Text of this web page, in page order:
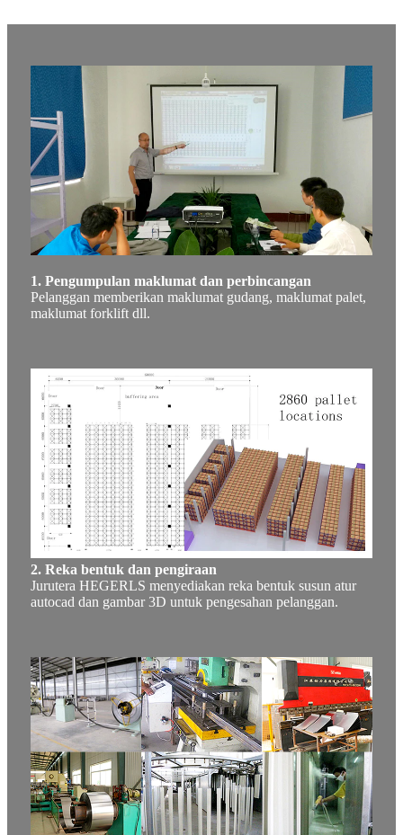
1. Pengumpulan maklumat dan perbincangan
Pelanggan memberikan maklumat gudang, maklumat palet,
maklumat forklift dll.
2. Reka bentuk dan pengiraan
Jurutera HEGERLS menyediakan reka bentuk susun atur
autocad dan gambar 3D untuk pengesahan pelanggan.